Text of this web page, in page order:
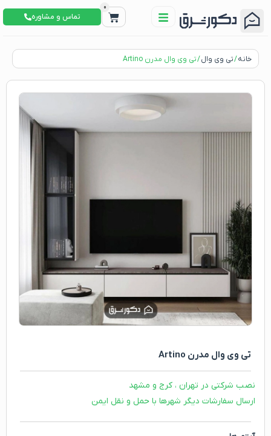
0
تماس و مشاوره
خانه/تی وی وال/ تی وی وال مدرن Artino
تی وی وال مدرن Artino
نصب شرکتی در تهران ، کرج و مشهد
ارسال سفارشات دیگر شهرها با حمل و نقل ایمن